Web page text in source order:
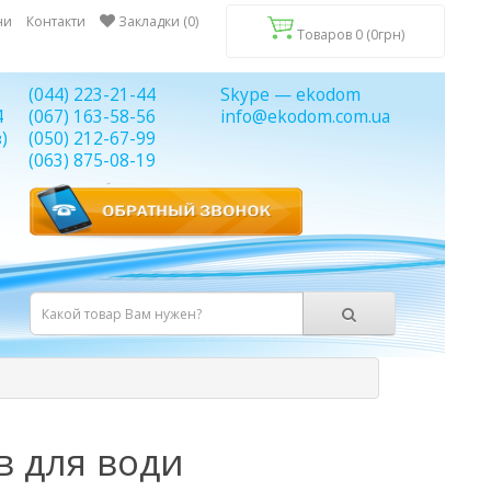
Товаров 0 (0грн)
Контакти Закладки (0)
Skype — ekodom
info@ekodom.com.ua
(044) 223-21-44
(067) 163-58-56
(050) 212-67-99
(063) 875-08-19
для води